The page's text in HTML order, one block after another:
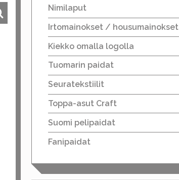
Nimilaput
Irtomainokset / housumainokset
Kiekko omalla logolla
Tuomarin paidat
Seuratekstiilit
Toppa-asut Craft
Suomi pelipaidat
Fanipaidat